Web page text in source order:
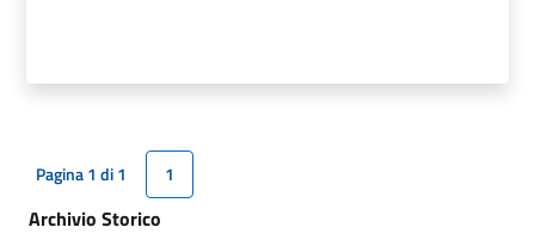
Pagina 1 di 1 1
Archivio Storico